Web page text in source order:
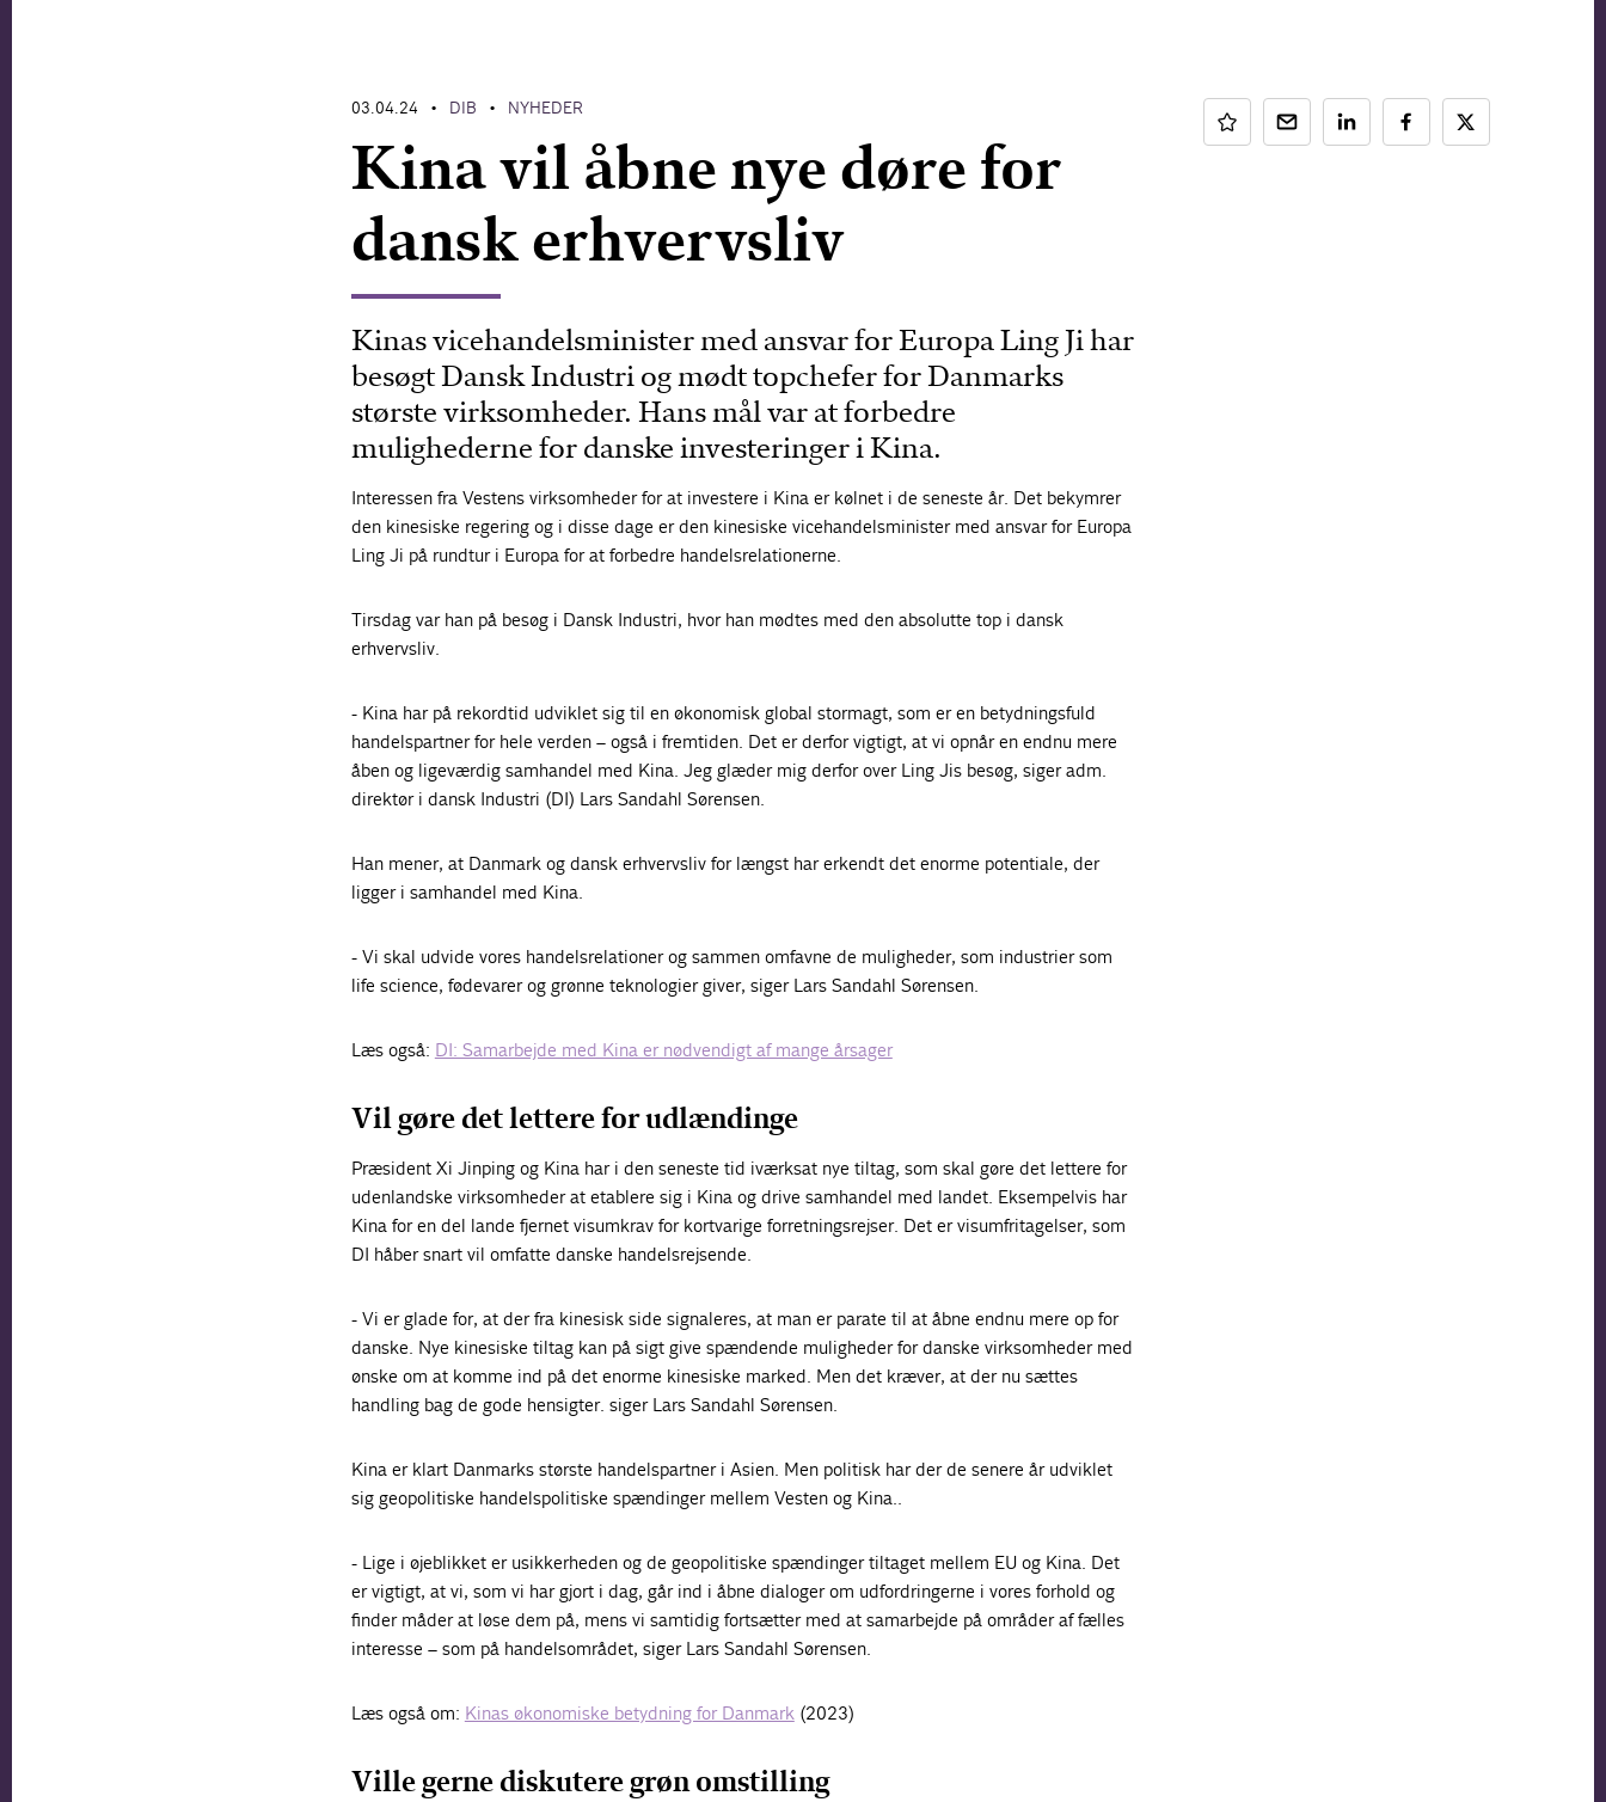
03.04.24 • DIB • NYHEDER
Kina vil åbne nye døre for
dansk erhvervsliv
Kinas vicehandelsminister med ansvar for Europa Ling Ji har
besøgt Dansk Industri og mødt topchefer for Danmarks
største virksomheder. Hans mål var at forbedre
mulighederne for danske investeringer i Kina.
Interessen fra Vestens virksomheder for at investere i Kina er kølnet i de seneste år. Det bekymrer
den kinesiske regering og i disse dage er den kinesiske vicehandelsminister med ansvar for Europa
Ling Ji på rundtur i Europa for at forbedre handelsrelationerne.
Tirsdag var han på besøg i Dansk Industri, hvor han mødtes med den absolutte top i dansk
erhvervsliv.
- Kina har på rekordtid udviklet sig til en økonomisk global stormagt, som er en betydningsfuld
handelspartner for hele verden – også i fremtiden. Det er derfor vigtigt, at vi opnår en endnu mere
åben og ligeværdig samhandel med Kina. Jeg glæder mig derfor over Ling Jis besøg, siger adm.
direktør i dansk Industri (DI) Lars Sandahl Sørensen.
Han mener, at Danmark og dansk erhvervsliv for længst har erkendt det enorme potentiale, der
ligger i samhandel med Kina.
- Vi skal udvide vores handelsrelationer og sammen omfavne de muligheder, som industrier som
life science, fødevarer og grønne teknologier giver, siger Lars Sandahl Sørensen.
Læs også: DI: Samarbejde med Kina er nødvendigt af mange årsager
Vil gøre det lettere for udlændinge
Præsident Xi Jinping og Kina har i den seneste tid iværksat nye tiltag, som skal gøre det lettere for
udenlandske virksomheder at etablere sig i Kina og drive samhandel med landet. Eksempelvis har
Kina for en del lande fjernet visumkrav for kortvarige forretningsrejser. Det er visumfritagelser, som
DI håber snart vil omfatte danske handelsrejsende.
- Vi er glade for, at der fra kinesisk side signaleres, at man er parate til at åbne endnu mere op for
danske. Nye kinesiske tiltag kan på sigt give spændende muligheder for danske virksomheder med
ønske om at komme ind på det enorme kinesiske marked. Men det kræver, at der nu sættes
handling bag de gode hensigter. siger Lars Sandahl Sørensen.
Kina er klart Danmarks største handelspartner i Asien. Men politisk har der de senere år udviklet
sig geopolitiske handelspolitiske spændinger mellem Vesten og Kina..
- Lige i øjeblikket er usikkerheden og de geopolitiske spændinger tiltaget mellem EU og Kina. Det
er vigtigt, at vi, som vi har gjort i dag, går ind i åbne dialoger om udfordringerne i vores forhold og
finder måder at løse dem på, mens vi samtidig fortsætter med at samarbejde på områder af fælles
interesse – som på handelsområdet, siger Lars Sandahl Sørensen.
Læs også om: Kinas økonomiske betydning for Danmark(2023)
Ville gerne diskutere grøn omstilling